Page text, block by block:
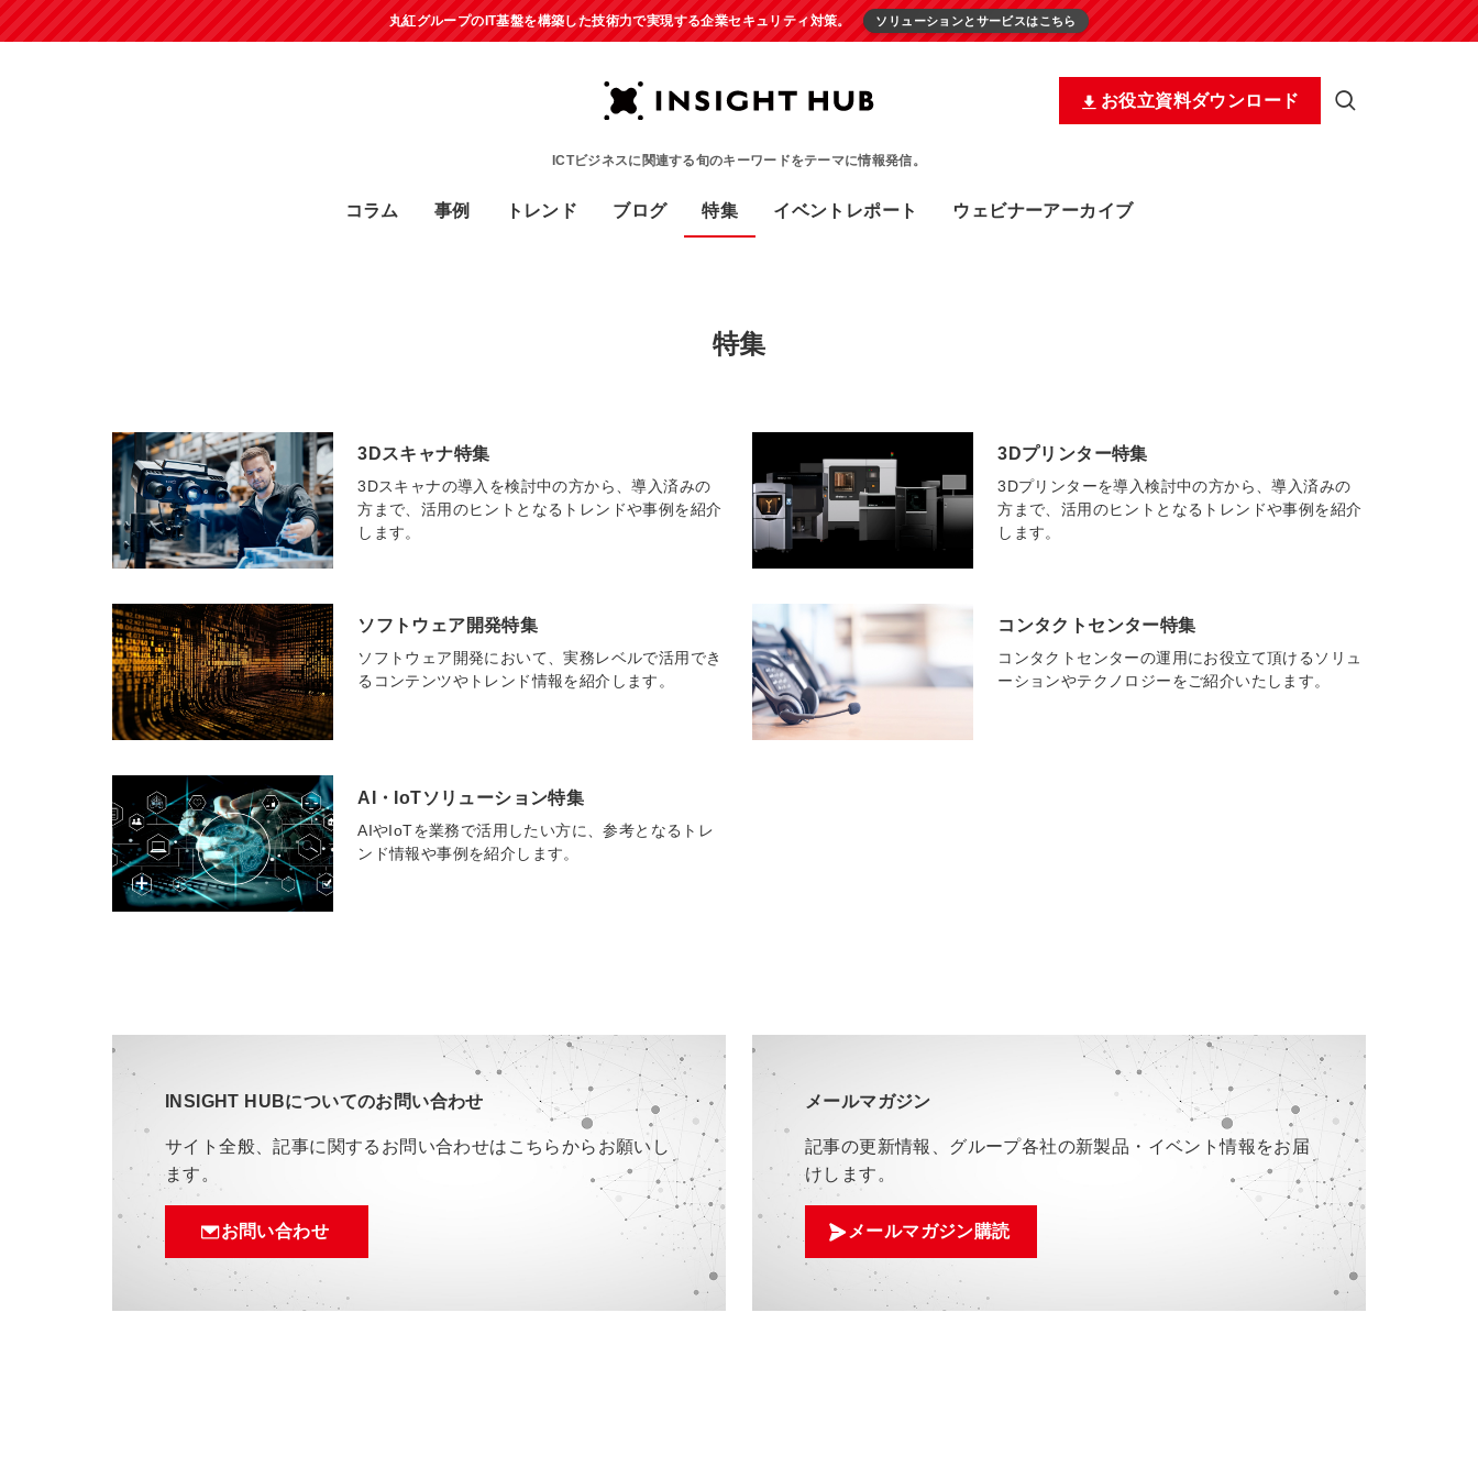
丸紅グループのIT基盤を構築した技術力で実現する企業セキュリティ対策。 ソリューションとサービスはこちら
お役立資料ダウンロード
ICTビジネスに関連する旬のキーワードをテーマに情報発信。
コラム 事例 トレンド ブログ 特集 イベントレポート ウェビナーアーカイブ
特集
3Dスキャナ特集
3Dスキャナの導入を検討中の方から、導入済みの
方まで、活用のヒントとなるトレンドや事例を紹介
します。
3Dプリンター特集
3Dプリンターを導入検討中の方から、導入済みの
方まで、活用のヒントとなるトレンドや事例を紹介
します。
ソフトウェア開発特集
ソフトウェア開発において、実務レベルで活用でき
るコンテンツやトレンド情報を紹介します。
コンタクトセンター特集
コンタクトセンターの運用にお役立て頂けるソリュ
ーションやテクノロジーをご紹介いたします。
AI・IoTソリューション特集
AIやIoTを業務で活用したい方に、参考となるトレ
ンド情報や事例を紹介します。
INSIGHT HUBについてのお問い合わせ
サイト全般、記事に関するお問い合わせはこちらからお願いし
ます。
お問い合わせ
メールマガジン
記事の更新情報、グループ各社の新製品・イベント情報をお届
けします。
メールマガジン購読